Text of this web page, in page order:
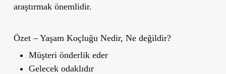
araştırmak önemlidir.
Özet – Yaşam Koçluğu Nedir, Ne değildir?
Müşteri önderlik eder
Gelecek odaklıdır